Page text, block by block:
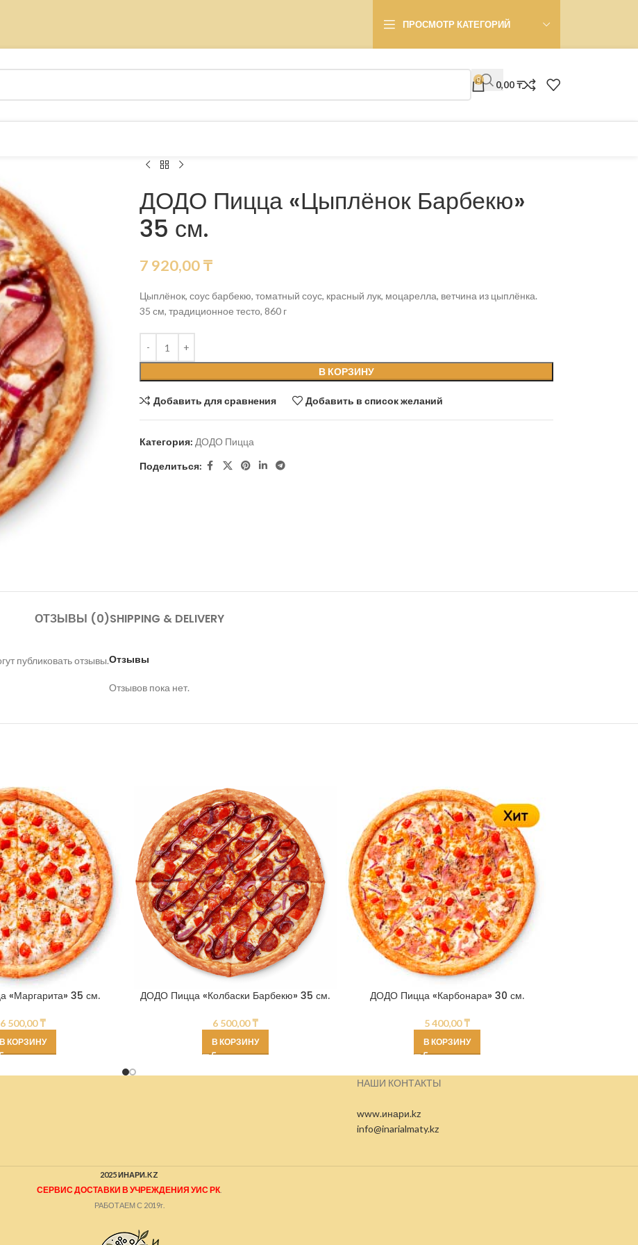
ПРОСМОТР КАТЕГОРИЙ
0 0,00₸
ДОДО Пицца «Цыплёнок Барбекю»
35 см.
7 920,00₸
Цыплёнок, соус барбекю, томатный соус, красный лук, моцарелла, ветчина из цыплёнка.
35 см, традиционное тесто, 860 г
В КОРЗИНУ
Добавить для сравнения Добавить в список желаний
Категория: ДОДО Пицца
Поделиться:
ОТЗЫВЫ (0)SHIPPING & DELIVERY
Отзывы
Отзывов пока нет.
публиковать отзывы.
«Маргарита» 35 см.
6 500,00₸
В КОРЗИНУ
ДОДО Пицца «Колбаски Барбекю» 35 см.
6 500,00₸
В КОРЗИНУ
ДОДО Пицца «Карбонара» 30 см.
5 400,00₸
В КОРЗИНУ
НАШИ КОНТАКТЫ
www.инари.kz
info@inarialmaty.kz
2025 ИНАРИ.KZ
СЕРВИС ДОСТАВКИ В УЧРЕЖДЕНИЯ УИС РК
РАБОТАЕМ С 2019г.